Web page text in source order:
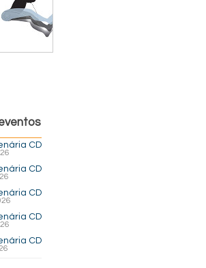
CD
CD
CD
CD
CD